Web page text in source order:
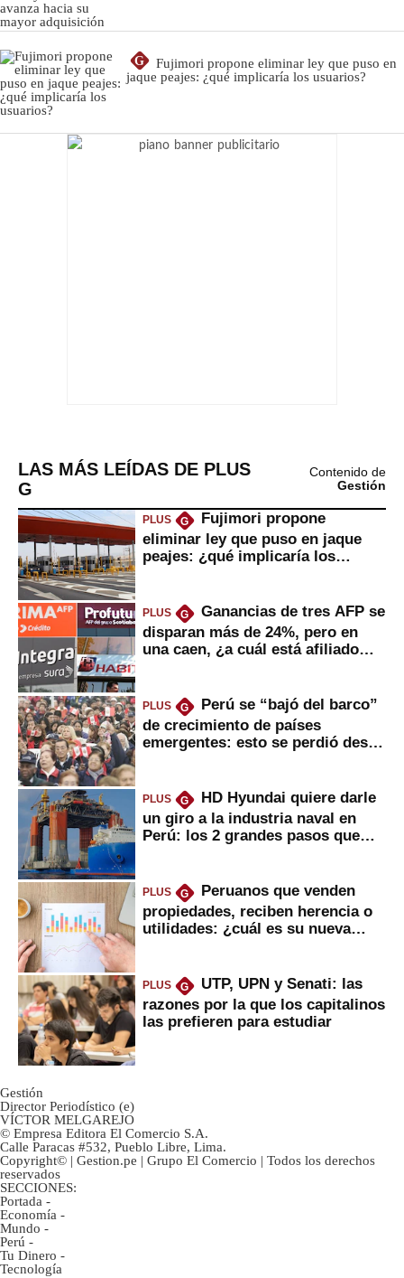
G
Fujimori propone eliminar ley que puso en
jaque peajes: ¿qué implicaría los usuarios?
LAS MÁS LEÍDAS DE PLUS
G
Contenido de
Gestión
PLUS G
Fujimori propone
eliminar ley que puso en jaque
peajes: ¿qué implicaría los
PLUS G
Ganancias de tres AFP se
disparan más de 24%, pero en
una caen, ¿a cuál está afiliado
PLUS G
Perú se “bajó del barco”
de crecimiento de países
emergentes: esto se perdió desde
PLUS G
HD Hyundai quiere darle
un giro a la industria naval en
Perú: los 2 grandes pasos que
PLUS G
Peruanos que venden
propiedades, reciben herencia o
utilidades: ¿cuál es su nueva
PLUS G
UTP, UPN y Senati: las
razones por la que los capitalinos
las prefieren para estudiar
Gestión
Director Periodístico (e)
VÍCTOR MELGAREJO
© Empresa Editora El Comercio S.A.
Calle Paracas #532, Pueblo Libre, Lima.
Copyright© | Gestion.pe | Grupo El Comercio | Todos los derechos
reservados
SECCIONES:
Portada -
Economía -
Mundo -
Perú -
Tu Dinero -
Tecnología